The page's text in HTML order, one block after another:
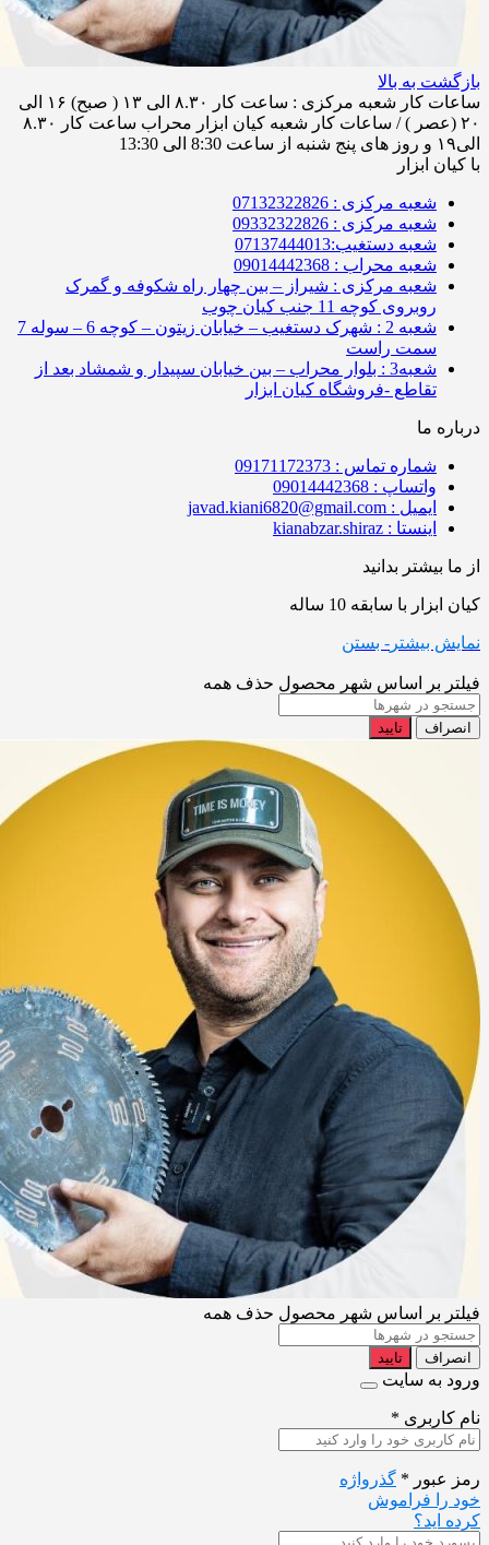
بازگشت به بالا
ساعات کار شعبه مرکزی : ساعت کار ۸.۳۰ الی ۱۳ ( صبح) ۱۶ الی
۲۰ (عصر ) / ساعات کار شعبه کیان ابزار محراب ساعت کار ۸.۳۰
الی۱۹ و روز های پنج شنبه از ساعت 8:30 الی 13:30
با کیان ابزار
شعبه مرکزی : 07132322826
شعبه مرکزی : 09332322826
شعبه دستغیب:07137444013
شعبه محراب : 09014442368
شعبه مرکزی : شیراز – بین چهار راه شکوفه و گمرک
روبروی کوچه 11 جنب کیان چوب
شعبه 2 : شهرک دستغیب – خیابان زیتون – کوچه 6 – سوله 7
سمت راست
شعبه3 : بلوار محراب – بین خیابان سپیدار و شمشاد بعد از
تقاطع -فروشگاه کیان ابزار
درباره ما
شماره تماس : 09171172373
واتساپ : 09014442368
ایمیل : javad.kiani6820@gmail.com
اینستا : kianabzar.shiraz
از ما بیشتر بدانید
کیان ابزار با سابقه 10 ساله
نمایش بیشتر - بستن
فیلتر بر اساس شهر محصول حذف همه
انصراف تایید
فیلتر بر اساس شهر محصول حذف همه
انصراف تایید
ورود به سایت
نام کاربری *
رمز عبور * گذرواژه
خود را فراموش
کرده اید؟